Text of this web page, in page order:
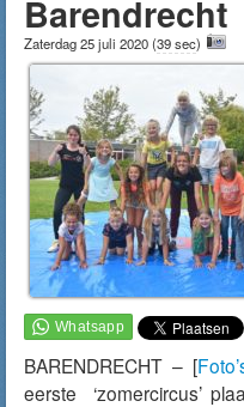
Barendrecht
Zaterdag 25 juli 2020(39 sec)
BARENDRECHT – [
eerste ‘zomercircus’